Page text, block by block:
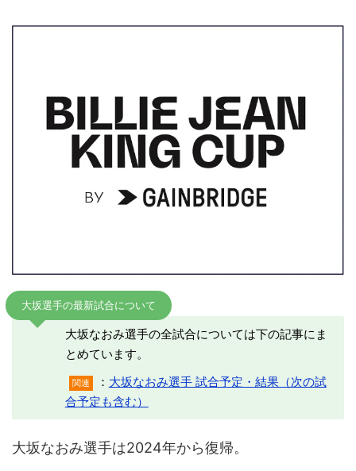
大坂選手の最新試合について
大坂なおみ選手の全試合については下の記事にま
とめています。
関連 ： 大坂なおみ選手 試合予定・結果（次の試
合予定も含む）
大坂なおみ選手は2024年から復帰。